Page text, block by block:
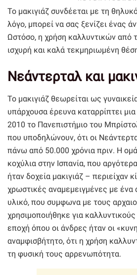
Το μακιγιάζ συνδέεται με τη
λόγο, μπορεί να σας ξενίζει ένας
Ωστόσο, η χρήση καλλυντικών από
ισχυρή και καλά τεκμηριωμένη
Νεάντερταλ και
Το μακιγιάζ θεωρείται ως
υπάρχουσα έρευνα καταρρίπτει
2010 το Πανεπιστήμιο του
που υποδηλώνουν, ότι οι
πάνω από 50.000 χρόνια πριν. Η
κοχύλια στην Ισπανία, που
ήταν δοχεία μακιγιάζ – περιείχαν
χρωστικές αναμεμειγμένες με ένα
υλικό, που συμφωνα με τους
χρησιμοποιήθηκε για
εποχή όπου οι άνδρες ήταν οι
αναμφισβήτητο, ότι η χρήση
τη φυσική τους αρρενωπότητα.